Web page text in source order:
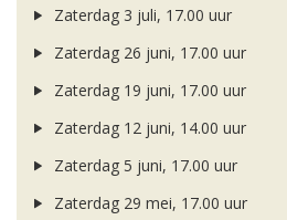
Zaterdag 3 juli, 17.00 uur
Zaterdag 26 juni, 17.00 uur
Zaterdag 19 juni, 17.00 uur
Zaterdag 12 juni, 14.00 uur
Zaterdag 5 juni, 17.00 uur
Zaterdag 29 mei, 17.00 uur